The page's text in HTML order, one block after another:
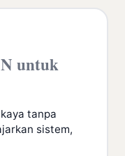
untuk
tanpa
sistem,